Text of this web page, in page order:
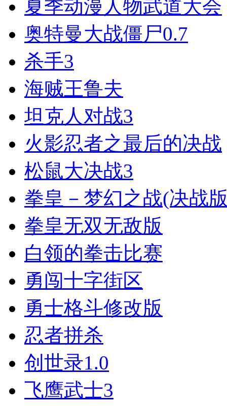
夏季动漫人物武道大会
奥特曼大战僵尸0.7
杀手3
海贼王鲁夫
坦克人对战3
火影忍者之最后的决战
松鼠大决战3
拳皇－梦幻之战(决战
拳皇无双无敌版
白领的拳击比赛
勇闯十字街区
勇士格斗修改版
忍者拼杀
创世录1.0
飞鹰武士3